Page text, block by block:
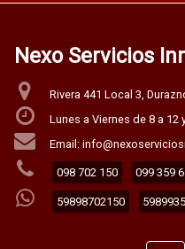
Nexo Servicios
Rivera 441 Local 3,
Lunes a Viernes de 8 a 12
Email:
098 702 150 099 359
59898702150